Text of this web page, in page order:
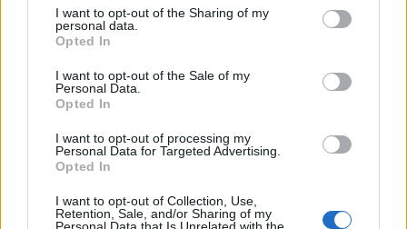
not limited to your visit or usage behaviour. You may click to
grant or deny consent to Google and its third-party tags to
use your data for below specified purposes in below Google
consent section.
I want to opt-out of the Sharing of my
personal data.
Opted In
I want to opt-out of the Sale of my
Personal Data.
Opted In
I want to opt-out of processing my
Personal Data for Targeted Advertising.
Opted In
I want to opt-out of Collection, Use,
Retention, Sale, and/or Sharing of my
„Namaste” –
Minden jógagyakorlást így zárunk, de
lehet, hogy nem kéne?